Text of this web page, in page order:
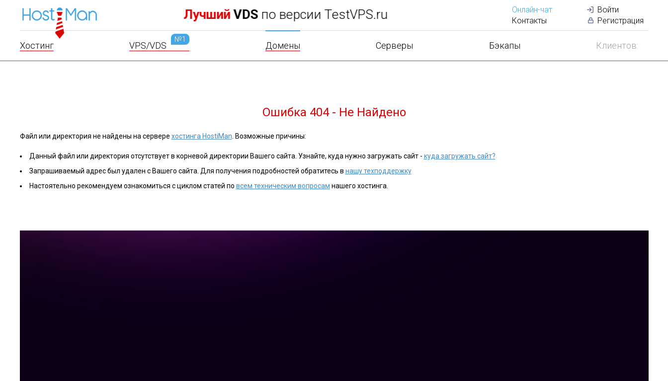
Онлайн-чат
Контакты
Войти
Регистрация
Домен вподарок при заказе хостинга! 50+
Хостинг VPS/VDS
№1
Домены Cерверы Бэкапы Клиентов:
Ошибка 404 - Не Найдено
Файл или директория не найдены на сервере хостинга HostiMan . Возможные причины:
Данный файл или директория отсутствует в корневой директории Вашего сайта. Узнайте, куда нужно загружать сайт - куда загружать сайт?
Запрашиваемый адрес был удален с Вашего сайта. Для получения подробностей обратитесь в нашу техподдержку
Настоятельно рекомендуем ознакомиться с циклом статей по всем техническим вопросам нашего хостинга.